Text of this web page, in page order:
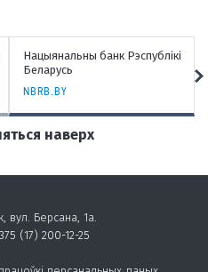
Нацыянальны банк Рэспублікі
Беларусь
NBRB.BY
наверх
вул. Берсана, 1а.
(17) 200-12-25